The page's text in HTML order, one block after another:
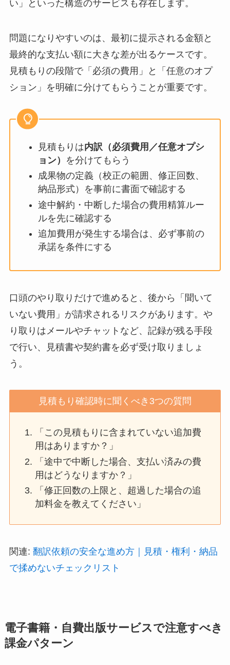
い」といった構造のサービスも存在します。
問題になりやすいのは、最初に提示される金額と
最終的な支払い額に大きな差が出るケースです。
見積もりの段階で「必須の費用」と「任意のオプ
ション」を明確に分けてもらうことが重要です。
見積もりは内訳（必須費用／任意オプシ
ョン）
を分けてもらう
成果物の定義（校正の範囲、修正回数、
納品形式）を事前に書面で確認する
途中解約・中断した場合の費用精算ルー
ルを先に確認する
追加費用が発生する場合は、必ず事前の
承諾を条件にする
口頭のやり取りだけで進めると、後から「聞いて
いない費用」が請求されるリスクがあります。や
り取りはメールやチャットなど、記録が残る手段
で行い、見積書や契約書を必ず受け取りましょ
う。
見積もり確認時に聞くべき3つの質問
「この見積もりに含まれていない追加費
用はありますか？」
「途中で中断した場合、支払い済みの費
用はどうなりますか？」
「修正回数の上限と、超過した場合の追
加料金を教えてください」
関連: 翻訳依頼の安全な進め方｜見積・権利・納品
で揉めないチェックリスト
電子書籍・自費出版サービスで注意すべき
課金パターン